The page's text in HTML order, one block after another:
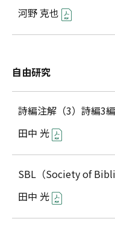
河野 克也
自由研究
詩編注解（3）詩編3編
田中 光
SBL（Society of
田中 光